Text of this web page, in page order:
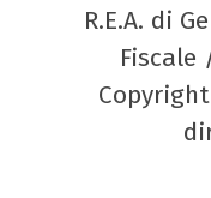
R.E.A. di
Fiscale